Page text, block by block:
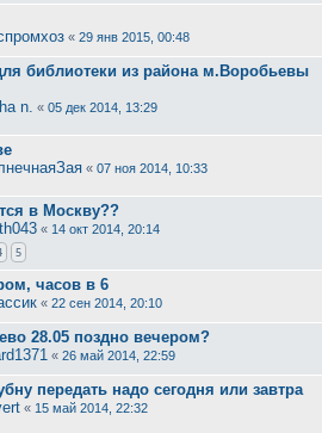
« 29 янв 2015, 00:48
библиотеки из района м.Воробьевы
n. « 05 дек 2014, 13:29
« 07 ноя 2014, 10:33
в Москву??
« 14 окт 2014, 20:14
5
часов в 6
« 22 сен 2014, 20:10
28.05 поздно вечером?
« 26 май 2014, 22:59
передать надо сегодня или завтра
« 15 май 2014, 22:32